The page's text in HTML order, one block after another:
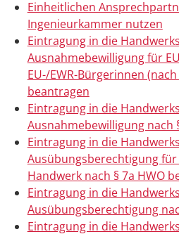
Einheitlichen
Ingenieurkammer nutzen
Eintragung in die
Ausnahmebewilligung für
EU-/EWR-Bürgerinnen (nach
beantragen
Eintragung in die
Ausnahmebewilligung nach
Eintragung in die
Ausübungsberechtigung
Handwerk nach § 7a HWO
Eintragung in die
Ausübungsberechtigung
Eintragung in die